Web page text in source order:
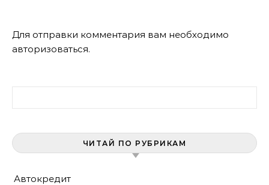
Для отправки комментария вам необходимо
авторизоваться.
ЧИТАЙ ПО РУБРИКАМ
Автокредит